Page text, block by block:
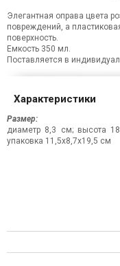
Элегантная оправа цвета
повреждений, а
поверхность.
Емкость 350 мл.
Поставляется в
Характеристики
Размер:
диаметр 8,3 см; высота
упаковка 11,5х8,7х19,5 см